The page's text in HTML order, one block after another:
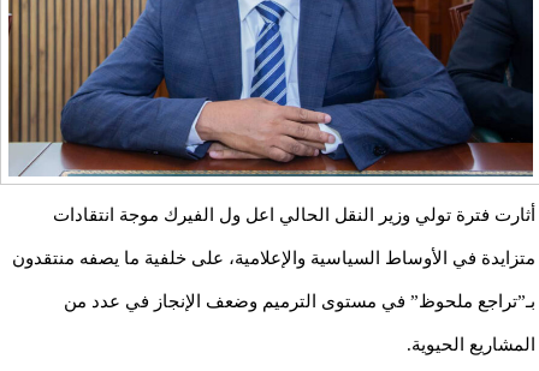
أثارت فترة تولي وزير النقل الحالي اعل ول الفيرك موجة انتقادات
متزايدة في الأوساط السياسية والإعلامية، على خلفية ما يصفه منتقدون
بـ”تراجع ملحوظ” في مستوى الترميم وضعف الإنجاز في عدد من
المشاريع الحيوية.